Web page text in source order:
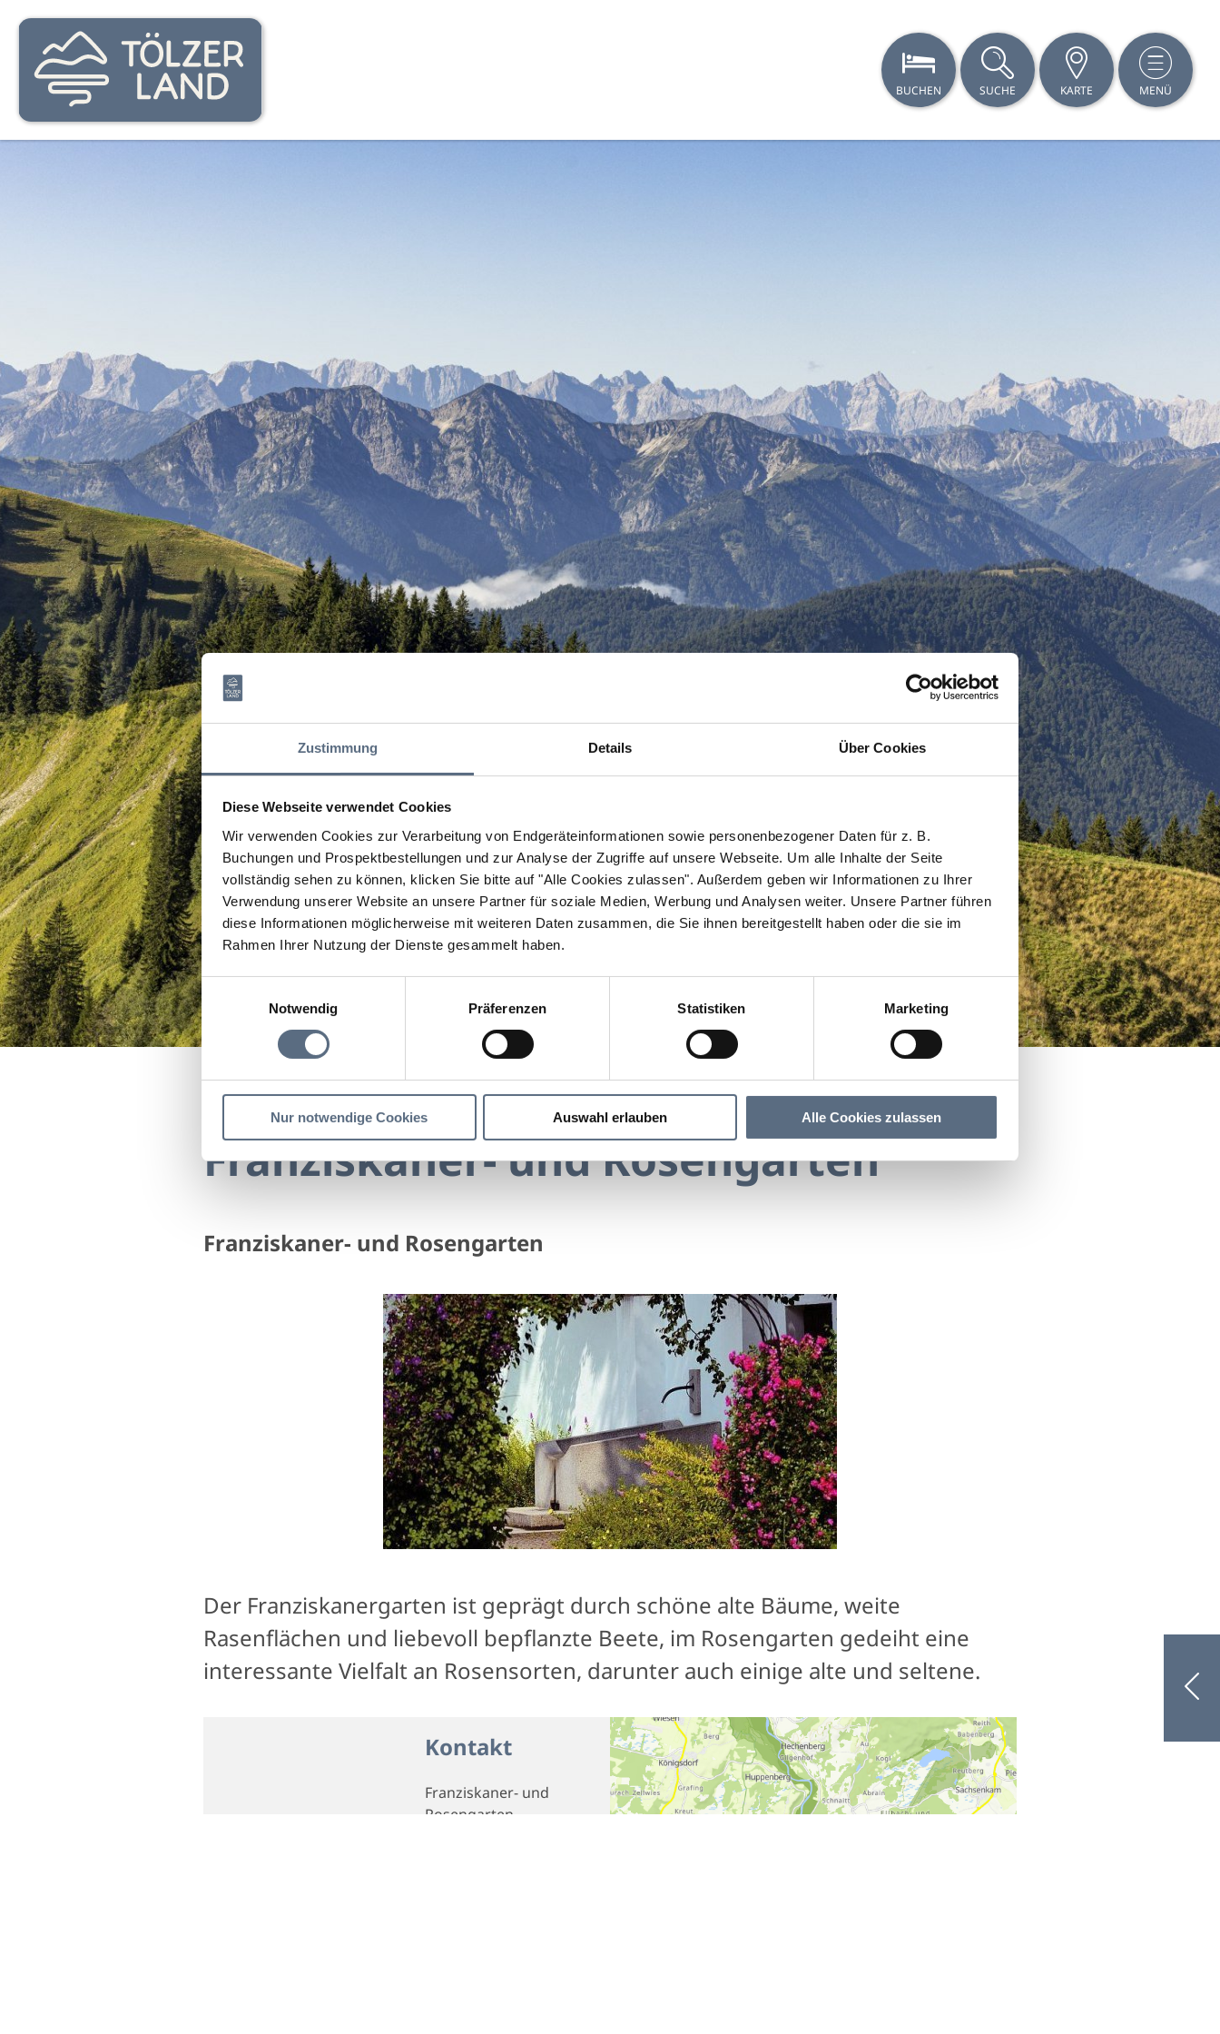
Zustimmung Details Über Cookies
Diese Webseite verwendet Cookies
Wir verwenden Cookies zur Verarbeitung von Endgeräteinformationen sowie personenbezogener Daten für z. B.
Buchungen und Prospektbestellungen und zur Analyse der Zugriffe auf unsere Webseite. Um alle Inhalte der Seite
vollständig sehen zu können, klicken Sie bitte auf "Alle Cookies zulassen". Außerdem geben wir Informationen zu Ihrer
Verwendung unserer Website an unsere Partner für soziale Medien, Werbung und Analysen weiter. Unsere Partner führen
diese Informationen möglicherweise mit weiteren Daten zusammen, die Sie ihnen bereitgestellt haben oder die sie im
Rahmen Ihrer Nutzung der Dienste gesammelt haben.
Einwilligungsauswahl
Notwendig
Präferenzen Statistiken Marketing
Nur notwendige Cookies Auswahl erlauben Alle Cookies zulassen
BUCHEN SUCHE KARTE MENÜ
Franziskaner- und Rosengarten
Franziskaner- und Rosengarten
Franziskaner- und Rosengarten
Der Franziskanergarten ist geprägt durch schöne alte Bäume, weite
Rasenflächen und liebevoll bepflanzte Beete, im Rosengarten gedeiht eine
interessante Vielfalt an Rosensorten, darunter auch einige alte und seltene.
Kontakt
Franziskaner- und
Rosengarten